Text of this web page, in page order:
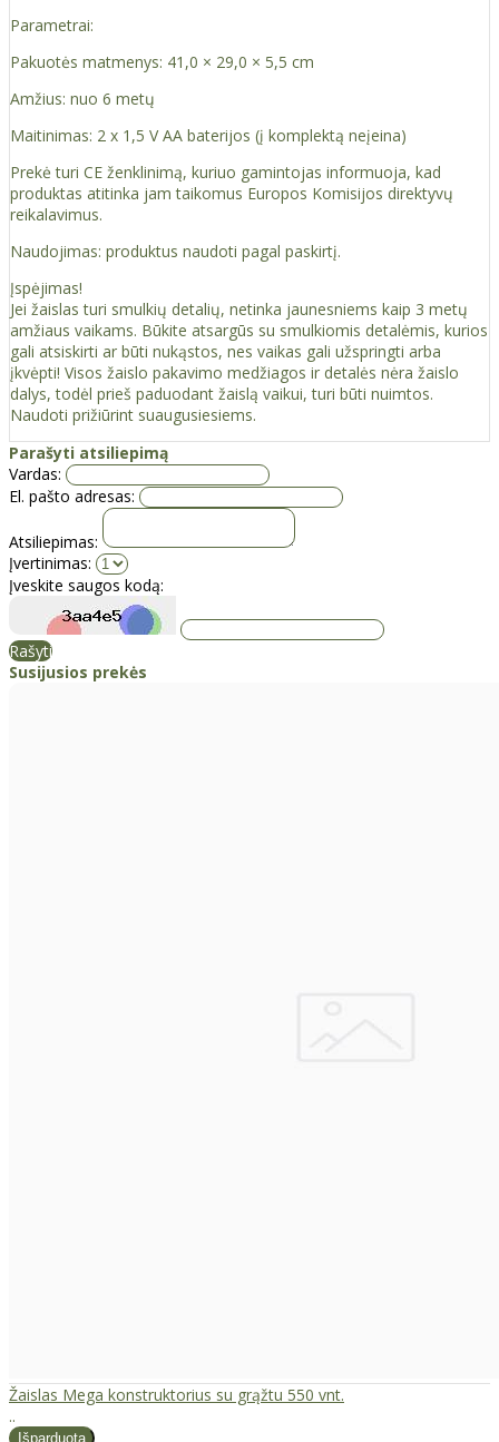
Parametrai:
Pakuotės matmenys: 41,0 × 29,0 × 5,5 cm
Amžius: nuo 6 metų
Maitinimas: 2 x 1,5 V AA baterijos (į komplektą neįeina)
Prekė turi CE ženklinimą, kuriuo gamintojas informuoja, kad
produktas atitinka jam taikomus Europos Komisijos direktyvų
reikalavimus.
Naudojimas: produktus naudoti pagal paskirtį.
Įspėjimas!
Jei žaislas turi smulkių detalių, netinka jaunesniems kaip 3 metų
amžiaus vaikams. Būkite atsargūs su smulkiomis detalėmis, kurios
gali atsiskirti ar būti nukąstos, nes vaikas gali užspringti arba
įkvėpti! Visos žaislо pakavimo medžiagos ir detalės nėra žaislo
dalys, todėl prieš paduodant žaislą vaikui, turi būti nuimtos.
Naudoti prižiūrint suaugusiesiems.
Parašyti atsiliepimą
Vardas:
El. pašto adresas:
Atsiliepimas:
Įvertinimas:
Įveskite saugos kodą:
Rašyti
Susijusios prekės
Žaislas Mega konstruktorius su grąžtu 550 vnt.
..